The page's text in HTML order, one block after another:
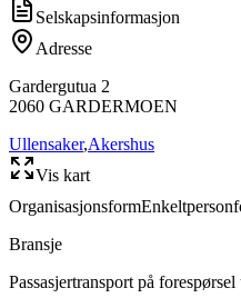
Selskapsinformasjon
Adresse
Gardergutua 2
2060 GARDERMOEN
Ullensaker,Akershus
Vis kart
Organisasjonsform
Bransje
Passasjertransport på